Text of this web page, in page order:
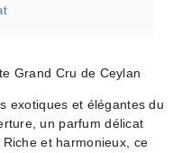
Grand Cru de Ceylan
exotiques et élégantes du
un parfum délicat
et harmonieux, ce